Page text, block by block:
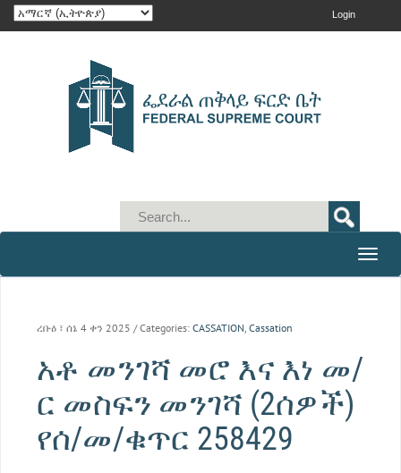
Login
Toggle
ረቡዕ ፣ ሰኔ 4 ቀን 2025 / Categories: CASSATION, Cassation
አቶ መንገሻ መሮ እና እነ መ/
ር መስፍን መንገሻ (2ሰዎች)
የሰ/መ/ቁጥር 258429